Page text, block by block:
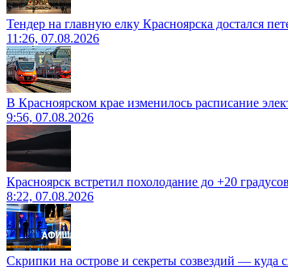
Тендер на главную елку Красноярска достался
11:26, 07.08.2026
В Красноярском крае изменилось расписание
9:56, 07.08.2026
Красноярск встретил похолодание до +20
8:22, 07.08.2026
Скрипки на острове и секреты созвездий — куда